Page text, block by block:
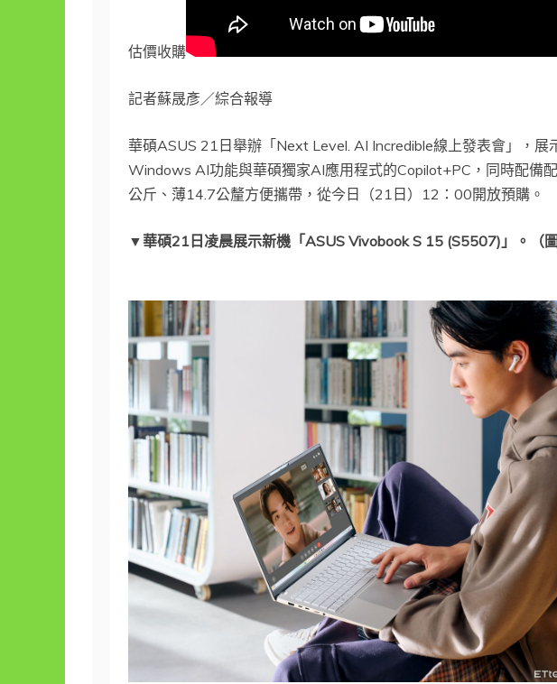
估價收購
記者蘇晟彥／綜合報導
華碩ASUS 21日舉辦「Next Level. AI Incredible線上發表會」，
Windows AI功能與華碩獨家AI應用程式的Copilot+PC，同時配備
公斤、薄14.7公釐方便攜帶，從今日（21日）12：00開放預購。
▼華碩21日凌晨展示新機「ASUS Vivobook S 15 (S5507)」。（圖